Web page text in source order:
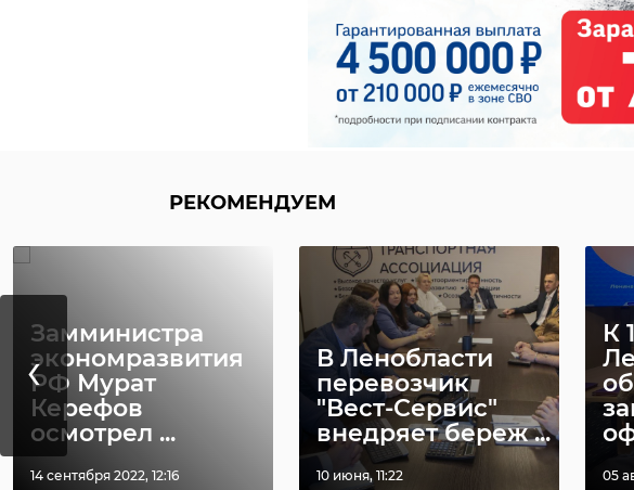
РЕКОМЕНДУЕМ
Замминистра
экономразвития
РФ Мурат
Керефов
осмотрел ...
14 сентября 2022, 12:16
В Ленобласти
перевозчик
"Вест-Сервис"
внедряет береж ...
10 июня, 11:22
К
05
‹